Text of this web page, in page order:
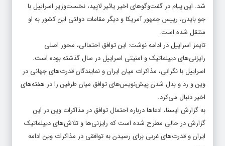
شد. این پیام در گفت‌وگوهای اخیر یائیر لاپید، نخست‌وزیر اسراییل با
جو بایدن، رییس جمهور آمریکا و دیگر مقامات دولتی این کشور به او
منتقل شده است.
تایمز اسراییل در ادامه نوشت: این توافق احتمالی، محور اصلی
رایزنی‌های دیپلماتیک و امنیتی اسراییل در سال گذشته بوده است.
اسراییل با نگرانی، مذاکرات میان ایران و نمایندگان قدرت‌های جهانی در
وین و رد و بدل شدن پیش‌نویس‌های توافق میان طرفین را در هفته‌های
اخیر دنبال می‌کرد.
به گزارش ایسنا، ادعاها درباره احتمال توافق در مذاکرات وین در این
گزارش در حالی مطرح شده است که رایزنی‌ها و تلاش‌های دیپلماتیک
ایران و قدرت‌های غربی برای رسیدن به توافقی در مذاکرات وین ادامه